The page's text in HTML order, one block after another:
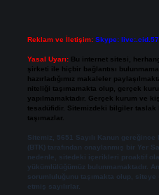
Reklam ve İletişim: Skype:
Yasal Uyarı: Bu internet sitesi,
şirketi ile hiçbir bağlantısı
hazırladığımız makaleler
niteliği taşımamakta olup, gerçek
yapılmamaktadır. Gerçek kurum ve
tesadüfidir. Sitemizdeki bilgiler
taşımazlar.
Sitemiz, 5651 Sayılı Kanun
(BTK) tarafından onaylanmış bir Yer
nedenle, sitedeki içerikleri proaktif
yükümlülüğümüz bulunmamaktadır.
sorumluluğunu taşımakta olup,
etmiş sayılırlar.